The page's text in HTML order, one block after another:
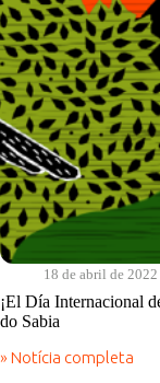
18 de abril de 2022
¡El Día Internacional
do Sabia
» Notícia completa
¡El